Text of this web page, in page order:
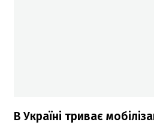
В Україні триває